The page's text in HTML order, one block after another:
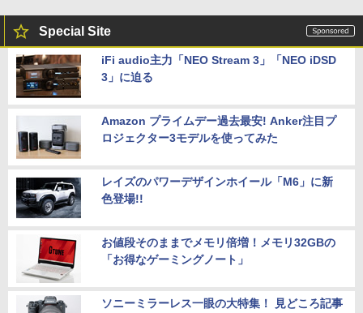
Special Site
iFi audio主力「NEO Stream 3」「NEO iDSD
3」に迫る
Amazon プライムデー過去最安! Anker注目プ
ロジェクター3モデルを使ってみた
レイズのパワーデザインホイール「M6」に新
色登場!!
お値段そのままでメモリ倍増！メモリ32GBの
「お得なゲーミングノート」
ソニーミラーレス一眼の大特集！ 見どころ記事